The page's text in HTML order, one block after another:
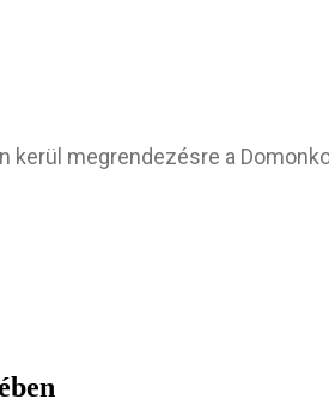
megrendezésre a